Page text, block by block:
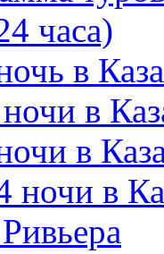
часа)
в
в
в
ночи в